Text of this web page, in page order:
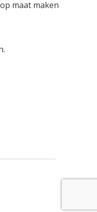
maat maken